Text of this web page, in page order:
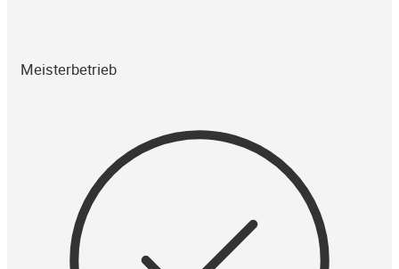
Meisterbetrieb